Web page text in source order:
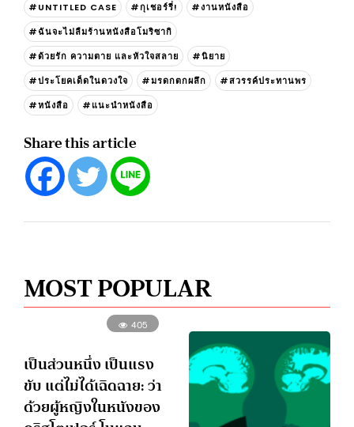
#UNTITLED CASE
#กุเชอร์รี่!
#งานหนังสือ
#ฉันจะไม่ลืมร้านหนังสือโมริซากิ
#ด้วยรัก ความตาย และหัวใจสลาย
#นิยาย
#ประโยคเด็ดในดวงใจ
#มรดกตกผลึก
#สวรรค์ประทานพร
#หนังสือ
#แนะนำหนังสือ
Share this article
MOST POPULAR
405
เป็นส่วนหนึ่ง เป็นแรง
ขับ แต่ไม่ได้เฉิดฉาย: ว่า
ด้วยผู้หญิงในหนังของ